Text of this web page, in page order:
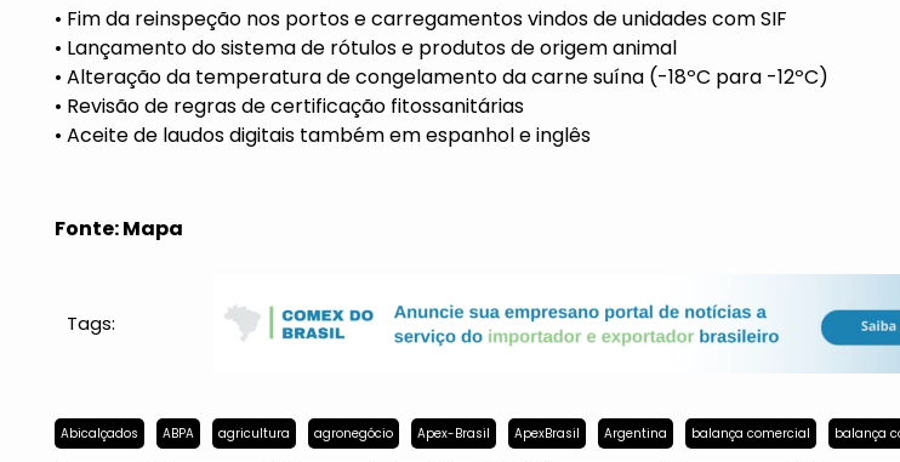
• Fim da reinspeção nos portos e carregamentos vindos de unidades com SIF
• Lançamento do sistema de rótulos e produtos de origem animal
• Alteração da temperatura de congelamento da carne suína (-18ºC para -12ºC)
• Revisão de regras de certificação fitossanitárias
• Aceite de laudos digitais também em espanhol e inglês
Fonte: Mapa
Tags:
Abicalçados ABPA agricultura agronegócio Apex-Brasil ApexBrasil Argentina balança comercial balança